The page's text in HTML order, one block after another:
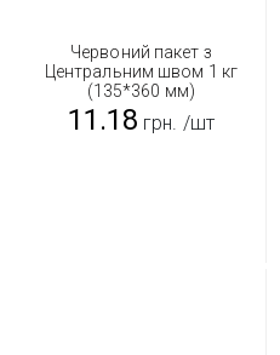
Червоний пакет з
Центральним швом 1 кг
(135*360 мм)
11.18 грн. /шт